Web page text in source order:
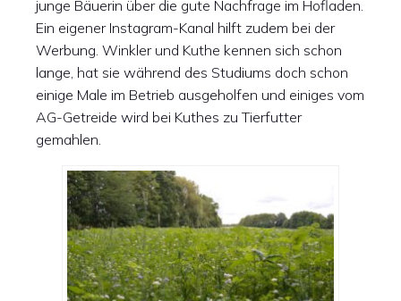
junge Bäuerin über die gute Nachfrage im Hofladen.
Ein eigener Instagram-Kanal hilft zudem bei der
Werbung. Winkler und Kuthe kennen sich schon
lange, hat sie während des Studiums doch schon
einige Male im Betrieb ausgeholfen und einiges vom
AG-Getreide wird bei Kuthes zu Tierfutter
gemahlen.